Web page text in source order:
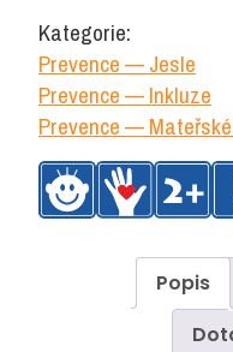
Kategorie:
Prevence — Jesle
Prevence — Inkluze
Prevence —
Popis